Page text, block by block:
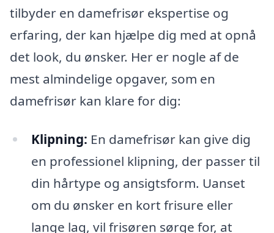
tilbyder en damefrisør ekspertise og
erfaring, der kan hjælpe dig med at opnå
det look, du ønsker. Her er nogle af de
mest almindelige opgaver, som en
damefrisør kan klare for dig:
Klipning: En damefrisør kan give dig
en professionel klipning, der passer til
din hårtype og ansigtsform. Uanset
om du ønsker en kort frisure eller
lange lag, vil frisøren sørge for, at